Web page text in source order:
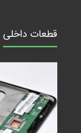
قطعات داخلی